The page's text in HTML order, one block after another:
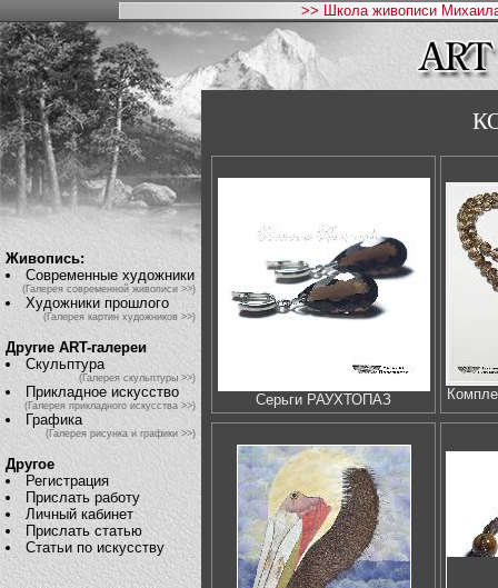
>> Школа живописи
Живопись:
Современные художники
(Галерея современной живописи >>)
Художники прошлого
(Галерея картин художников >>)
Другие ART-галереи
Скульптура
(Галерея скульптуры >>)
Прикладное искусство
(Галерея прикладного искусства >>)
Графика
(Галерея рисунка и графики >>)
Другое
Регистрация
Прислать работу
Личный кабинет
Прислать статью
Статьи по искусству
Серьги РАУХТОПАЗ